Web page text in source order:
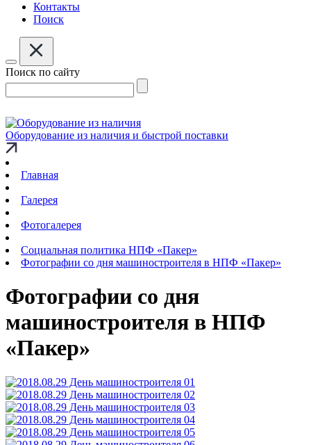
Контакты
Поиск
Поиск по сайту
Оборудование из наличия и быстрой поставки
Главная
Галерея
Фотогалерея
Социальная политика НПФ «Пакер»
Фотографии со дня машиностроителя в НПФ «Пакер»
Фотографии со дня
машиностроителя в НПФ
«Пакер»